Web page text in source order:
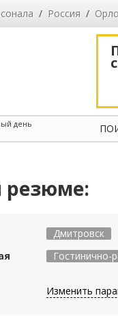
/ Россия /
день
резюме:
Дмитровск
Гостинично-
Изменить